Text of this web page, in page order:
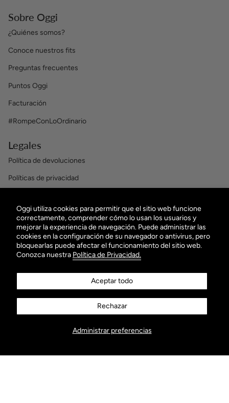
Oggi utiliza cookies para permitir que el sitio web funcione
correctamente, comprender cómo lo usan los usuarios y
mejorar la experiencia de navegación. Puede administrar las
cookies en la configuración de su navegador o antivirus, pero
bloquearlas puede afectar el funcionamiento del sitio web.
Conozca nuestra Política de Privacidad.
Administrar preferencias
Aceptar todo
Rechazar
AGREGAR AL CARRITO
Sobre Oggi
¿Quiénes somos?
Conoce nuestros fits
Preguntas frecuentes
Puntos Oggi
Facturación
#RompeConLoOrdinario
Legales
Política de devoluciones
Políticas de privacidad
OBTÉN $100 EN TU PRIMERA COMPRA
¡Suscribiéndote a nuestro Newsletter!
Visítanos